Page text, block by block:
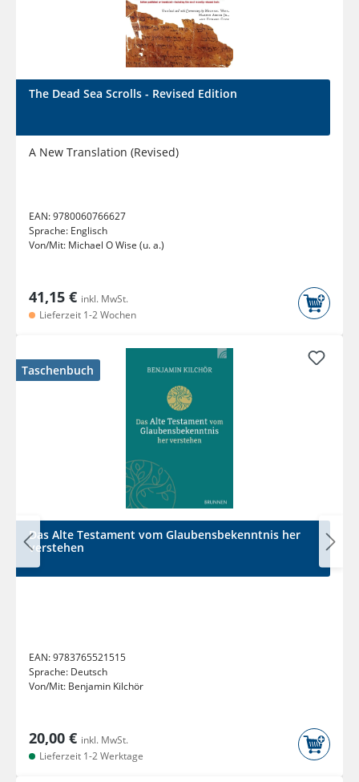
The Dead Sea Scrolls - Revised Edition
A New Translation (Revised)
EAN:9780060766627
Sprache: Englisch
Von/Mit: Michael O Wise (u. a.)
41,15 € inkl. MwSt.
Lieferzeit 1-2 Wochen
Taschenbuch
Das Alte Testament vom Glaubensbekenntnis her
verstehen
EAN:9783765521515
Sprache: Deutsch
Von/Mit: Benjamin Kilchör
20,00 € inkl. MwSt.
Lieferzeit 1-2 Werktage